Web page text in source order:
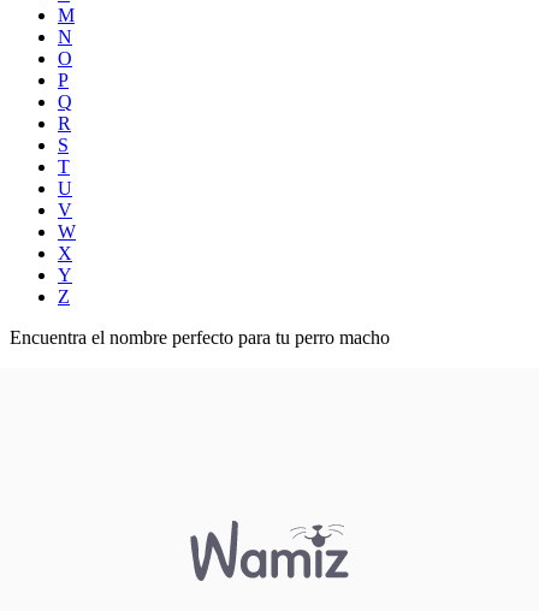
M
N
O
P
Q
R
S
T
U
V
W
X
Y
Z
Encuentra el nombre perfecto para tu perro macho